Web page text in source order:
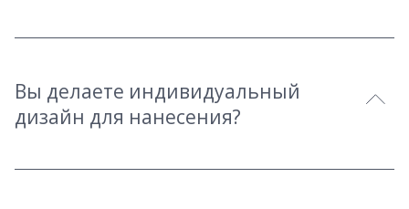
Вы делаете индивидуальный
дизайн для нанесения?